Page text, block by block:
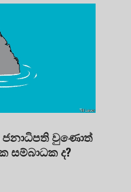
ජනාධිපති වුණොත්
සම්බාධක ද?